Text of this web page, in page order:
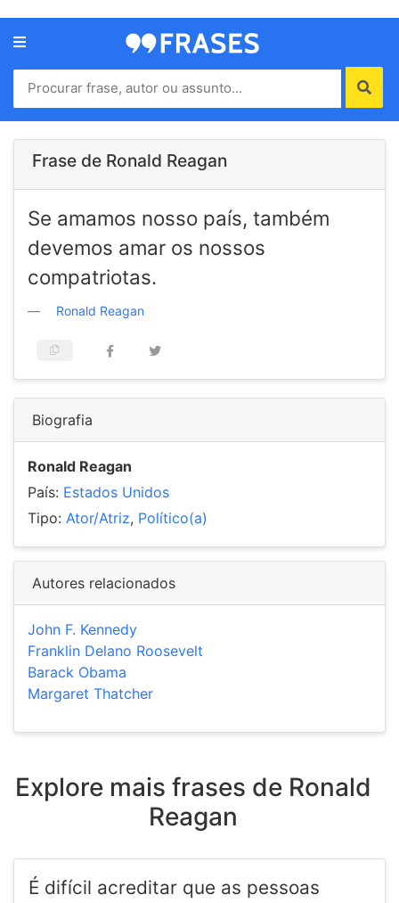
Menu
Home
Autores
de
Frase de Ronald Reagan
Se amamos nosso país, também
devemos amar os nossos
compatriotas.
Ronald Reagan
Biografia
Ronald Reagan
País: Estados Unidos
Tipo: Ator/Atriz, Político(a)
Autores relacionados
John F. Kennedy
Franklin Delano Roosevelt
Barack Obama
Margaret Thatcher
Explore mais frases de Ronald
Reagan
É difícil acreditar que as pessoas